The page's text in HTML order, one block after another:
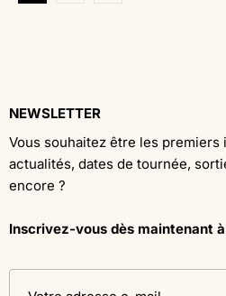
NEWSLETTER
Vous souhaitez être les
actualités, dates de tournée,
encore ?
Inscrivez-vous dès maintenant